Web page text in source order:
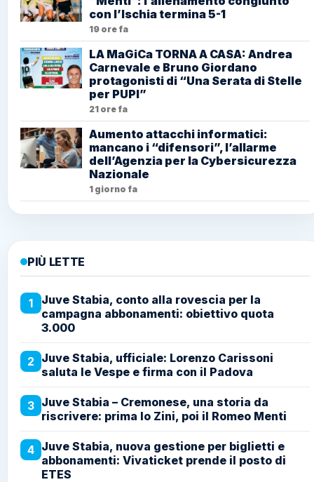
con l’Ischia termina 5-1
19 ore fa
LA MaGiCa TORNA A CASA: Andrea
Carnevale e Bruno Giordano
protagonisti di “Una Serata di Stelle
per PUPI”
21 ore fa
Aumento attacchi informatici:
mancano i “difensori”, l’allarme
dell’Agenzia per la Cybersicurezza
Nazionale
1 giorno fa
PIÙ LETTE
1
Juve Stabia, conto alla rovescia per la
campagna abbonamenti: obiettivo quota
3.000
2 Juve Stabia, ufficiale: Lorenzo Carissoni
saluta le Vespe e firma con il Padova
3 Juve Stabia – Cremonese, una storia da
riscrivere: prima lo Zini, poi il Romeo Menti
4 Juve Stabia, nuova gestione per biglietti e
abbonamenti: Vivaticket prende il posto di
ETES